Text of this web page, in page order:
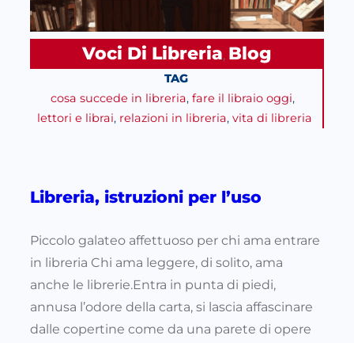
Voci Di Libreria, Blog
TAG
cosa succede in libreria, fare il libraio oggi
lettori e librai, relazioni in libreria, vita di libreria
Libreria, istruzioni per l’uso
Piccolo galateo affettuoso per chi ama entrare
in libreria Chi ama leggere, di solito, ama
anche le librerie.Entra in punta di piedi,
annusa l’odore della carta, si lascia affascinare
dalle copertine come da una parete di opere